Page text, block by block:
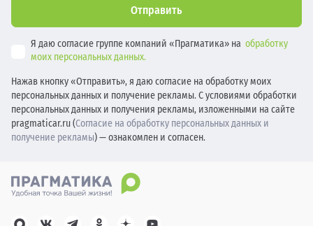
Отправить
Я даю согласие группе компаний «Прагматика» на обработку
моих персональных данных.
Нажав кнопку «Отправить», я даю согласие на обработку моих
персональных данных и получение рекламы. С условиями обработки
персональных данных и получения рекламы, изложенными на сайте
pragmaticar.ru (Согласие на обработку персональных данных и
получение рекламы) — ознакомлен и согласен.